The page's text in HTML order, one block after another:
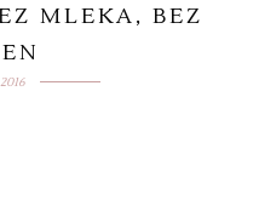
MLEKA, BEZ